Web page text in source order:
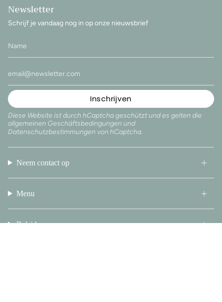
Newsletter
Schrijf je vandaag nog in op onze nieuwsbrief
Inschrijven
Diese Website ist durch hCaptcha geschützt und es gelten die
allgemeinen Geschäftsbedingungen und
Datenschutzbestimmungen von hCaptcha.
Neem contact op
Menu
Beleid